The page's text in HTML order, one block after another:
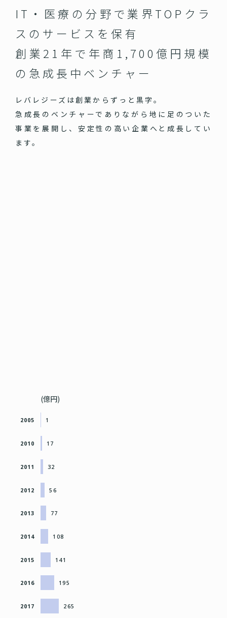
IT・医療の分野で業界TOPクラ
スのサービスを保有
創業21年で年商1,700億円規模
の急成長中ベンチャー
レバレジーズは創業からずっと黒字。
急成長のベンチャーでありながら地に足のついた
事業を展開し、安定性の高い企業へと成長してい
ます。
(億円)
1
2005
17
2010
32
2011
56
2012
77
2013
108
2014
141
2015
195
2016
265
2017